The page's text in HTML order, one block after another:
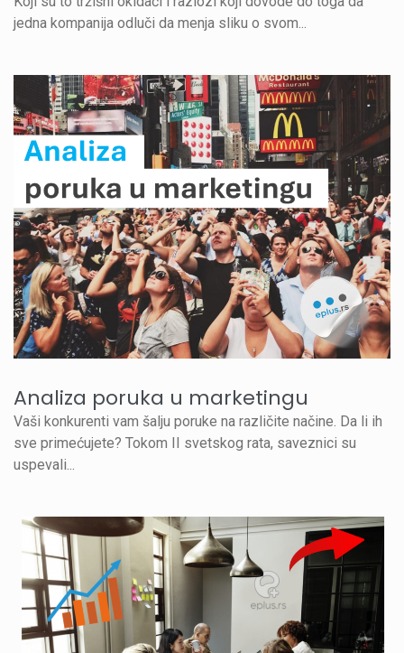
jedna kompanija odluči da menja sliku o svom...
Analiza poruka u marketingu
Vaši konkurenti vam šalju poruke na različite načine. Da li ih
sve primećujete? Tokom II svetskog rata, saveznici su
uspevali...